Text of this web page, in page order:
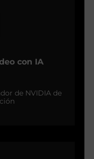
con IA
de NVIDIA de